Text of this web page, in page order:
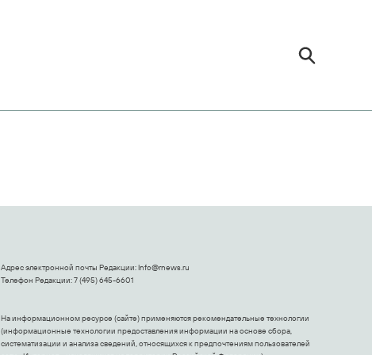
Адрес электронной почты Редакции:Info@rnews.ru
Телефон Редакции: 7 (495) 645-6601
На информационном ресурсе (сайте) применяются рекомендательные технологии
(информационные технологии предоставления информации на основе сбора,
систематизации и анализа сведений, относящихся к предпочтениям пользователей